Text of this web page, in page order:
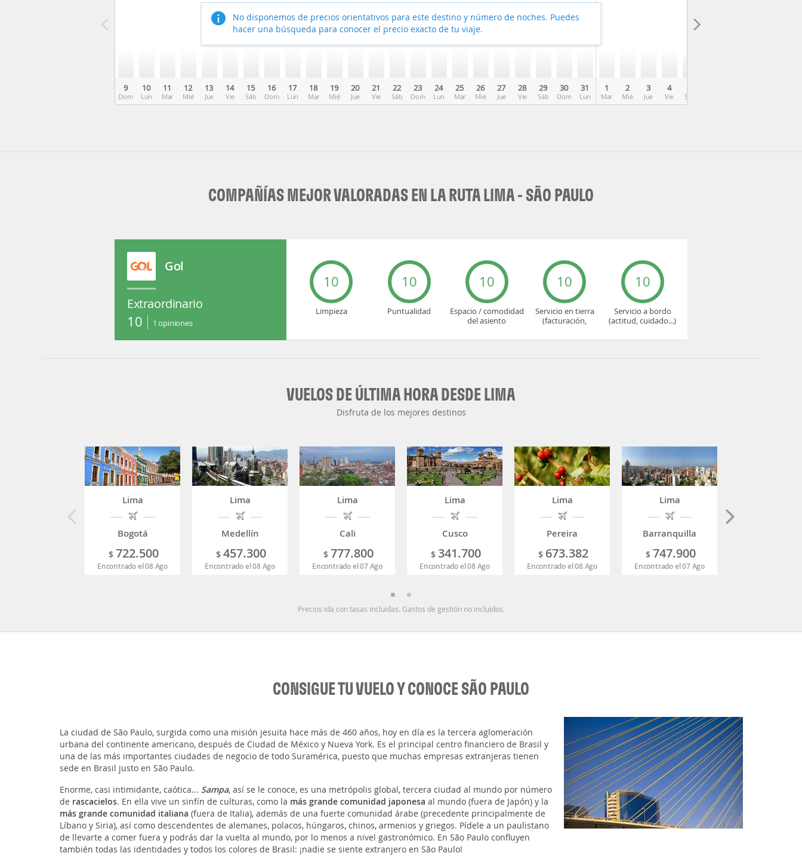
9
Dom
10
Lun
11
Mar
12
Mié
13
Jue
14
Vie
15
Sáb
16
Dom
17
Lun
18
Mar
19
Mié
20
Jue
21
Vie
22
Sáb
23
Dom
24
Lun
25
Mar
26
Mié
27
Jue
28
Vie
29
Sáb
30
Dom
31
Lun
1
Mar
2
Mié
3
Jue
4
Vie Sáb
No disponemos de precios orientativos para este destino y número de noches. Puedes
hacer una búsqueda para conocer el precio exacto de tu viaje.
COMPAÑÍAS MEJOR VALORADAS EN LA RUTA LIMA - SÃO PAULO
Gol
Extraordinario
10 1 opiniones
10
Limpieza
10
Puntualidad
10
Espacio / comodidad
del asiento
10
Servicio en tierra
(facturación,
10
Servicio a bordo
(actitud, cuidado...)
VUELOS DE ÚLTIMA HORA DESDE LIMA
Disfruta de los mejores destinos
Lima
Bogotá
$ 722.500
Encontrado el 08 Ago
Lima
Medellín
$ 457.300
Encontrado el 08 Ago
Lima
Cali
$ 777.800
Encontrado el 07 Ago
Lima
Cusco
$ 341.700
Encontrado el 08 Ago
Lima
Pereira
$ 673.382
Encontrado el 08 Ago
Lima
Barranquilla
$ 747.900
Encontrado el 07 Ago
Precios ida con tasas incluidas. Gastos de gestión no incluidos.
CONSIGUE TU VUELO Y CONOCE SÃO PAULO
La ciudad de São Paulo, surgida como una misión jesuita hace más de 460 años, hoy en día es la tercera aglomeración
urbana del continente americano, después de Ciudad de México y Nueva York. Es el principal centro financiero de Brasil y
una de las más importantes ciudades de negocio de todo Suramérica, puesto que muchas empresas extranjeras tienen
sede en Brasil justo en São Paulo.
Enorme, casi intimidante, caótica... Sampa, así se le conoce, es una metrópolis global, tercera ciudad al mundo por número
de rascacielos. En ella vive un sinfín de culturas, como la más grande comunidad japonesa al mundo (fuera de Japón) y la
más grande comunidad italiana (fuera de Italia), además de una fuerte comunidad árabe (precedente principalmente de
Líbano y Siria), así como descendentes de alemanes, polacos, húngaros, chinos, armenios y griegos. Pídele a un paulistano
de llevarte a comer fuera y podrás dar la vuelta al mundo, por lo menos a nivel gastronómico. En São Paulo confluyen
también todas las identidades y todos los colores de Brasil: ¡nadie se siente extranjero en São Paulo!